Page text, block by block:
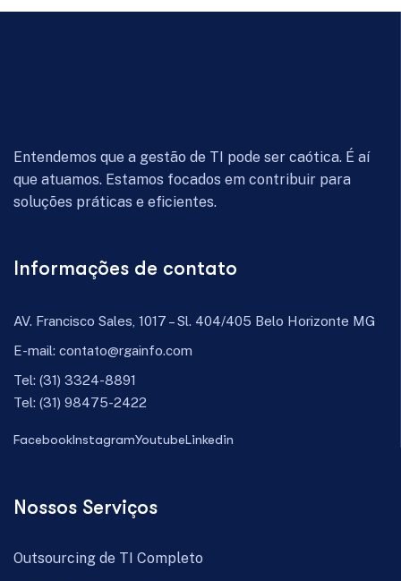
Entendemos que a gestão de TI pode ser caótica. É aí
que atuamos. Estamos focados em contribuir para
soluções práticas e eficientes.
Informações de contato
AV. Francisco Sales, 1017 – Sl. 404/405 Belo Horizonte MG
E-mail: contato@rgainfo.com
Tel: (31) 3324-8891
Tel: (31) 98475-2422
FacebookInstagramYoutubeLinkedin
Nossos Serviços
Outsourcing de TI Completo